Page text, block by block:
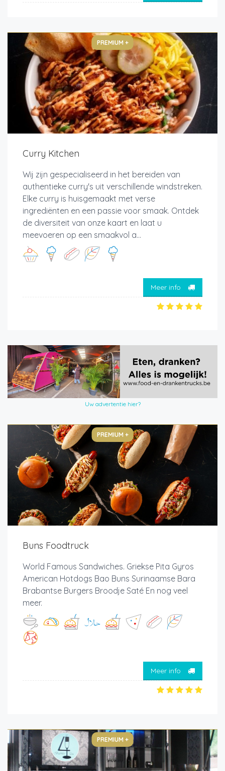
PREMIUM +
Curry Kitchen
Wij zijn gespecialiseerd in het bereiden van
authentieke curry's uit verschillende windstreken.
Elke curry is huisgemaakt met verse
ingrediënten en een passie voor smaak. Ontdek
de diversiteit van onze kaart en laat u
meevoeren op een smaakvol a...
Meer info
Uw advertentie hier?
PREMIUM +
Buns Foodtruck
World Famous Sandwiches. Griekse Pita Gyros
American Hotdogs Bao Buns Surinaamse Bara
Brabantse Burgers Broodje Saté En nog veel
meer.
Meer info
PREMIUM +